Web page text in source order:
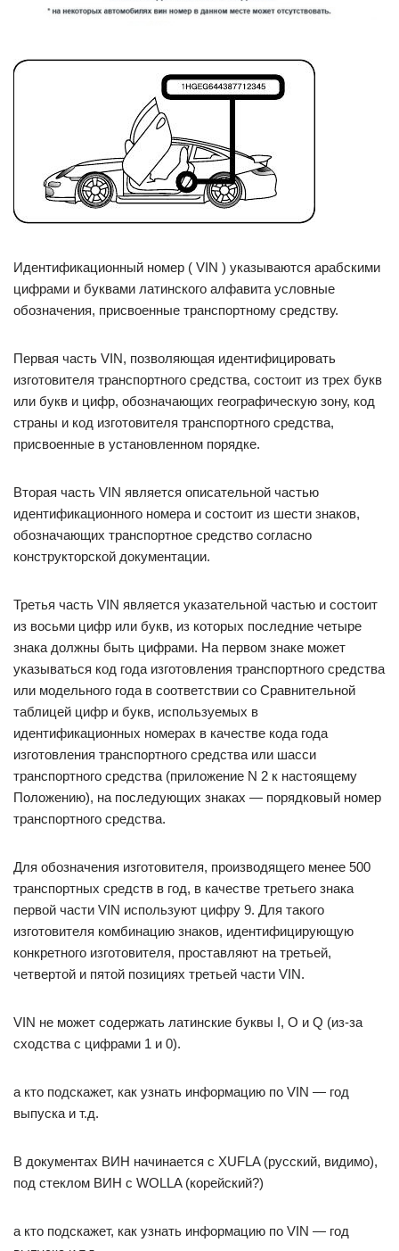
Идентификационный номер ( VIN ) указываются арабскими
цифрами и буквами латинского алфавита условные
обозначения, присвоенные транспортному средству.
Первая часть VIN, позволяющая идентифицировать
изготовителя транспортного средства, состоит из трех букв
или букв и цифр, обозначающих географическую зону, код
страны и код изготовителя транспортного средства,
присвоенные в установленном порядке.
Вторая часть VIN является описательной частью
идентификационного номера и состоит из шести знаков,
обозначающих транспортное средство согласно
конструкторской документации.
Третья часть VIN является указательной частью и состоит
из восьми цифр или букв, из которых последние четыре
знака должны быть цифрами. На первом знаке может
указываться код года изготовления транспортного средства
или модельного года в соответствии со Сравнительной
таблицей цифр и букв, используемых в
идентификационных номерах в качестве кода года
изготовления транспортного средства или шасси
транспортного средства (приложение N 2 к настоящему
Положению), на последующих знаках — порядковый номер
транспортного средства.
Для обозначения изготовителя, производящего менее 500
транспортных средств в год, в качестве третьего знака
первой части VIN используют цифру 9. Для такого
изготовителя комбинацию знаков, идентифицирующую
конкретного изготовителя, проставляют на третьей,
четвертой и пятой позициях третьей части VIN.
VIN не может содержать латинские буквы I, O и Q (из-за
сходства с цифрами 1 и 0).
а кто подскажет, как узнать информацию по VIN — год
выпуска и т.д.
В документах ВИН начинается с XUFLA (русский, видимо),
под стеклом ВИН с WOLLA (корейский?)
а кто подскажет, как узнать информацию по VIN — год